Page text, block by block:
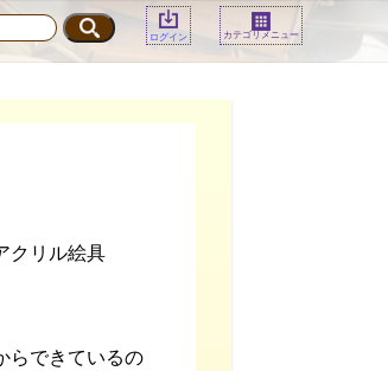
ログイン カテゴリメニュー
クリル絵具
らできているの